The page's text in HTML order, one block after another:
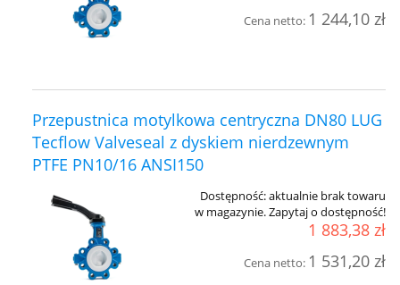
Cena netto: 1 244,10 zł
Przepustnica motylkowa centryczna DN80 LUG
Tecflow Valveseal z dyskiem nierdzewnym
PTFE PN10/16 ANSI150
Dostępność:aktualnie brak towaru
w magazynie. Zapytaj o dostępność!
1 883,38 zł
Cena netto: 1 531,20 zł